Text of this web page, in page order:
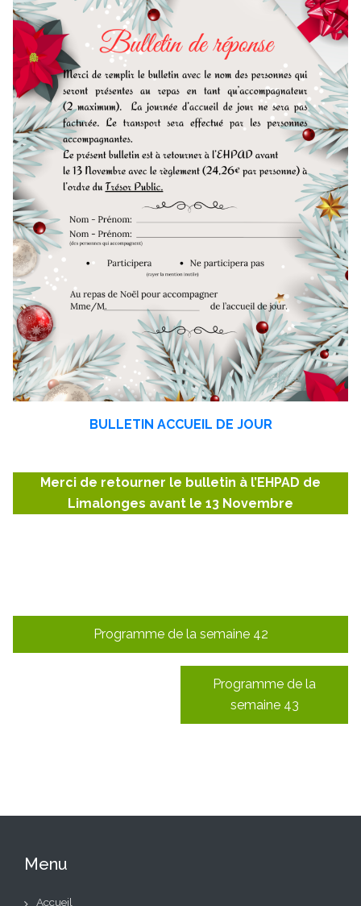
BULLETIN ACCUEIL DE JOUR
Merci de retourner le bulletin à l’EHPAD de
Limalonges avant le 13 Novembre
Navigation
de
Programme de la semaine 42
Programme de la
semaine 43
Menu
Accueil